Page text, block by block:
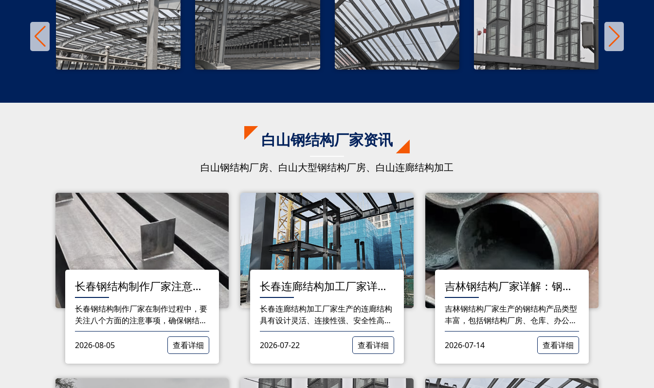
白山钢结构厂家资讯
白山钢结构厂房、白山大型钢结构厂房、白山连廊结构加工
长春钢结构制作厂家注意事
项：确保质量与安全的细节
指南
长春钢结构制作厂家在制作过程中，要
关注八个方面的注意事项，确保钢结构
的性能、质量和安全。只有做到细致入
微，才能为客户提供优质的钢结构产
2026-08-05 查看详细
长春连廊结构加工厂家详解
连廊结构优势
长春连廊结构加工厂家生产的连廊结构
具有设计灵活、连接性强、安全性高、
美观大方、便于维护、节能环保等多重
优势。在今后的建筑项目中，选择连廊
结构将为建筑带来诸多便利，提高建筑
品质。
2026-07-22 查看详细
吉林钢结构厂家详解：钢结
构加工厂的多样化产品类型
吉林钢结构厂家生产的钢结构产品类型
丰富，包括钢结构厂房、仓库、办公
楼、桥梁和网架等。这些产品以其良好
的性能和特点，广泛应用于各个领域，
为我国建筑行业的发展做出了积极贡
献。
2026-07-14 查看详细